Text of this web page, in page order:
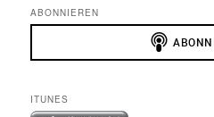
ABONNIEREN
ITUNES